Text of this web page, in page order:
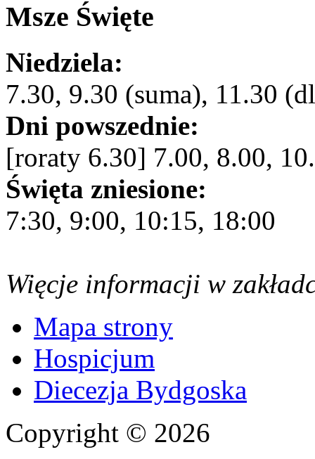
Msze Święte
Niedziela:
7.30, 9.30 (suma), 11.30
Dni powszednie:
[roraty 6.30] 7.00, 8.00,
Święta zniesione:
7:30, 9:00, 10:15, 18:00
Więcje informacji w
Mapa strony
Hospicjum
Diecezja Bydgoska
Copyright © 2026